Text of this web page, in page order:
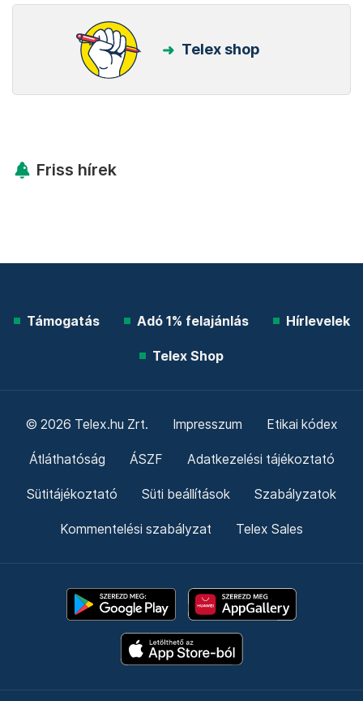
Telex shop
Friss hírek
Támogatás Adó 1% felajánlás Hírlevelek
Telex Shop
© 2026 Telex.hu Zrt. Impresszum Etikai kódex
Átláthatóság ÁSZF Adatkezelési tájékoztató
Sütitájékoztató Süti beállítások Szabályzatok
Kommentelési szabályzat Telex Sales